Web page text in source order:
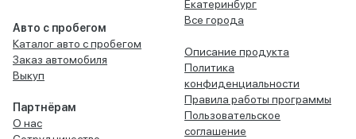
Авто с пробегом
Каталог авто с пробегом
Заказ автомобиля
Выкуп
Партнёрам
О нас
Екатеринбург
Все города
Описание продукта
Политика
конфиденциальности
Правила работы программы
Пользовательское
соглашение